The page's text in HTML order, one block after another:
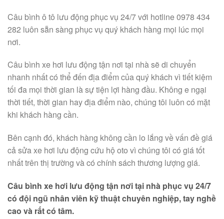
Câu bình ô tô lưu động phục vụ 24/7 với hotline 0978 434
282 luôn sẵn sàng phục vụ quý khách hàng mọi lúc mọi
nơi.
Câu bình xe hơi lưu động tận nơi tại nhà sẽ di chuyển
nhanh nhất có thể đến địa điểm của quý khách vì tiết kiệm
tối đa mọi thời gian là sự tiện lợi hàng đầu. Không e ngại
thời tiết, thời gian hay địa điểm nào, chúng tôi luôn có mặt
khi khách hàng cần.
Bên cạnh đó, khách hàng không cần lo lắng về vấn đề giá
cả sửa xe hơi lưu động cứu hộ oto vì chúng tôi có giá tốt
nhất trên thị trường và có chính sách thương lượng giá.
Câu bình xe hơi lưu động tận nơi tại nhà phục vụ 24/7
có đội ngũ nhân viên kỹ thuật chuyên nghiệp, tay nghề
cao và rất có tâm.